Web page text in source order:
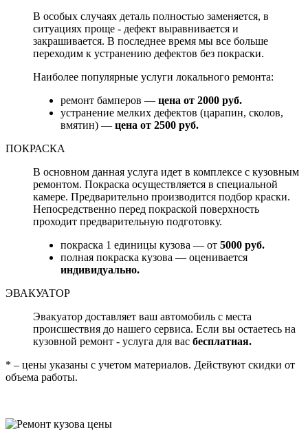
В особых случаях деталь полностью заменяется, в
ситуациях проще - дефект выравнивается и
закрашивается. В последнее время мы все больше
переходим к устранению дефектов без покраски.
Наиболее популярные услуги локального ремонта:
ремонт бамперов — цена от 2000 руб.
устранение мелких дефектов (царапин, сколов,
вмятин) — цена от 2500 руб.
ПОКРАСКА
В основном данная услуга идет в комплексе с кузовным
ремонтом. Покраска осуществляется в специальной
камере. Предварительно производится подбор краски.
Непосредственно перед покраской поверхность
проходит предварительную подготовку.
покраска 1 единицы кузова — от 5000 руб.
полная покраска кузова — оценивается
индивидуально.
ЭВАКУАТОР
Эвакуатор доставляет ваш автомобиль с места
происшествия до нашего сервиса. Если вы остаетесь на
кузовной ремонт - услуга для вас бесплатная.
* – цены указаны с учетом материалов. Действуют скидки от
объема работы.